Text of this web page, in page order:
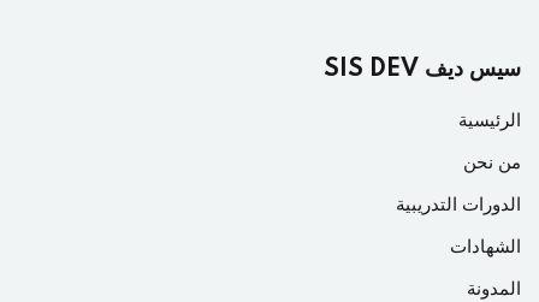
سيس ديف SIS DEV
الرئيسية
من نحن
الدورات التدريبية
الشهادات
المدونة